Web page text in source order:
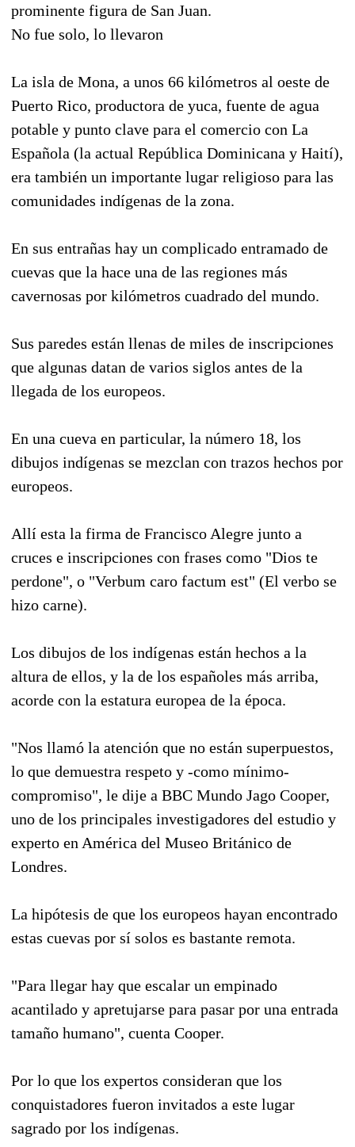
prominente figura de San Juan.
No fue solo, lo llevaron
La isla de Mona, a unos 66 kilómetros al oeste de
Puerto Rico, productora de yuca, fuente de agua
potable y punto clave para el comercio con La
Española (la actual República Dominicana y Haití),
era también un importante lugar religioso para las
comunidades indígenas de la zona.
En sus entrañas hay un complicado entramado de
cuevas que la hace una de las regiones más
cavernosas por kilómetros cuadrado del mundo.
Sus paredes están llenas de miles de inscripciones
que algunas datan de varios siglos antes de la
llegada de los europeos.
En una cueva en particular, la número 18, los
dibujos indígenas se mezclan con trazos hechos por
europeos.
Allí esta la firma de Francisco Alegre junto a
cruces e inscripciones con frases como "Dios te
perdone", o "Verbum caro factum est" (El verbo se
hizo carne).
Los dibujos de los indígenas están hechos a la
altura de ellos, y la de los españoles más arriba,
acorde con la estatura europea de la época.
"Nos llamó la atención que no están superpuestos,
lo que demuestra respeto y -como mínimo-
compromiso", le dije a BBC Mundo Jago Cooper,
uno de los principales investigadores del estudio y
experto en América del Museo Británico de
Londres.
La hipótesis de que los europeos hayan encontrado
estas cuevas por sí solos es bastante remota.
"Para llegar hay que escalar un empinado
acantilado y apretujarse para pasar por una entrada
tamaño humano", cuenta Cooper.
Por lo que los expertos consideran que los
conquistadores fueron invitados a este lugar
sagrado por los indígenas.